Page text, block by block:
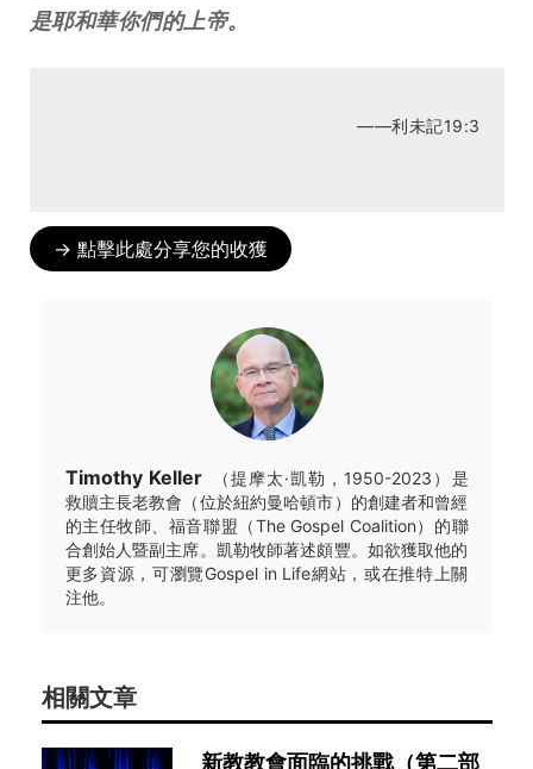
是耶和華你們的上帝。
——利未記19:3
→ 點擊此處分享您的收獲
Timothy Keller
（提摩太·凱勒，1950-2023）是
救贖主長老教會（位於紐約曼哈頓市）的創建者和曾經
的主任牧師、福音聯盟（The Gospel Coalition）的聯
合創始人暨副主席。凱勒牧師著述頗豐。如欲獲取他的
更多資源，可瀏覽Gospel in Life網站，或在推特上關
注他。
相關文章
新教教會面臨的挑戰（第二部